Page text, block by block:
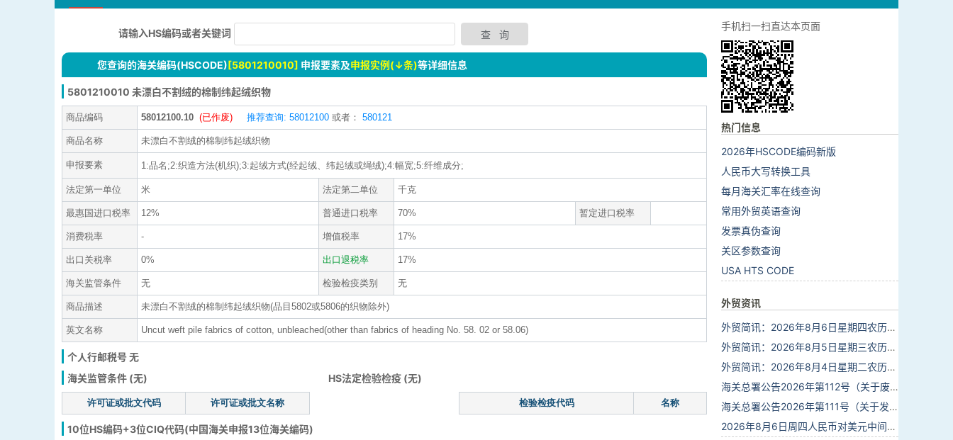
请输入HS编码或者关键词
您查询的海关编码(HSCODE)[5801210010] 申报要素及申报实例(↓条)等详细信息
5801210010 未漂白不割绒的棉制纬起绒织物
商品编码 58012100.10 (已作废) 推荐查询: 58012100 或者： 580121
商品名称 未漂白不割绒的棉制纬起绒织物
申报要素 1:品名;2:织造方法(机织);3:起绒方式(经起绒、纬起绒或绳绒);4:幅宽;5:纤维成分;
法定第一单位 米 法定第二单位 千克
最惠国进口税率 12% 普通进口税率 70% 暂定进口税率
消费税率 - 增值税率 17%
出口关税率 0% 出口退税率 17%
海关监管条件 无 检验检疫类别 无
商品描述 未漂白不割绒的棉制纬起绒织物(品目5802或5806的织物除外)
英文名称 Uncut weft pile fabrics of cotton, unbleached(other than fabrics of heading No. 58. 02 or 58.06)
个人行邮税号 无
海关监管条件 (无)
HS法定检验检疫 (无)
许可证或批文代码 许可证或批文名称 检验检疫代码 名称
10位HS编码+3位CIQ代码(中国海关申报13位海关编码)
手机扫一扫直达本页面
热门信息
2026年HSCODE编码新版
人民币大写转换工具
每月海关汇率在线查询
常用外贸英语查询
发票真伪查询
关区参数查询
USA HTS CODE
外贸资讯
外贸简讯：2026年8月6日星期四农历六月廿四
外贸简讯：2026年8月5日星期三农历六月廿三
外贸简讯：2026年8月4日星期二农历六月廿二
海关总署公告2026年第112号（关于废止部分卫生检疫类规范性文件的公告）
海关总署公告2026年第111号（关于发布《进出境动植物检疫处理监督管理工作规定》《进出境卫生处理监督管理工作规定》的公告）
2026年8月6日周四人民币对美元中间价报6.7895调贬6个基点